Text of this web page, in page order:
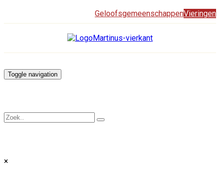
GeloofsgemeenschappenVieringen
Toggle navigation
×